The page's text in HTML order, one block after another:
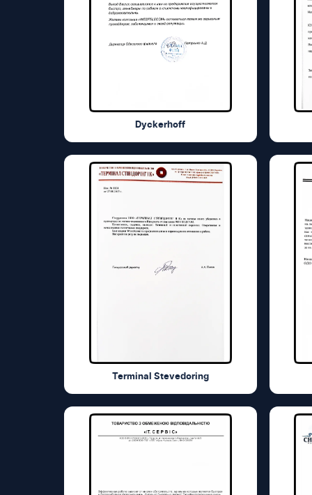
Dyckerhoff
Terminal Stevedoring